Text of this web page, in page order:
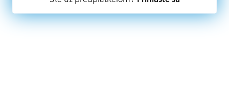
Oprávnení partneri:
Akákoľvek právnická osoba, t. j. verejný alebo súkromný